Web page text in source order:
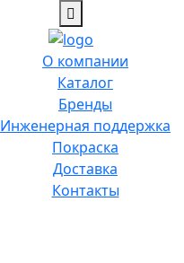
О компании
Каталог
Бренды
Инженерная поддержка
Покраска
Доставка
Контакты